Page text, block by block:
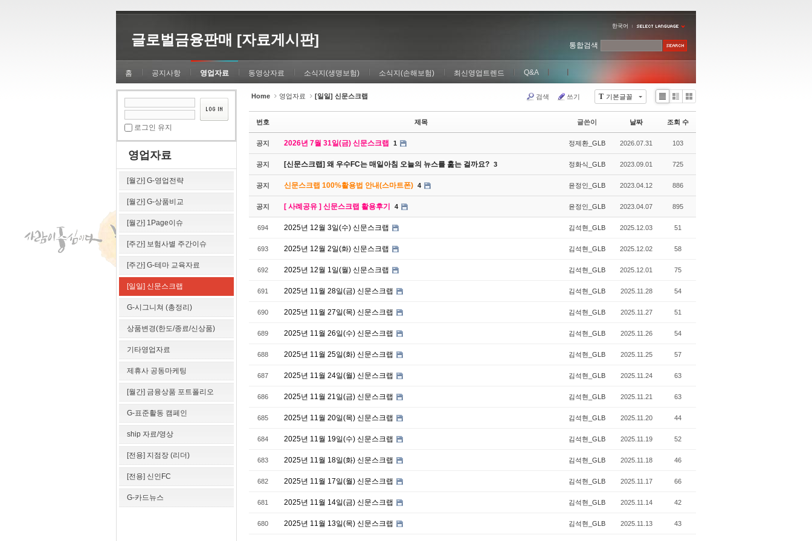
글로벌금융판매 [자료게시판]
한국어
홈 공지사항 영업자료 동영상자료 소식지(생명보험) 소식지(손해보험) 최신영업트렌드 Q&A
통합검색
로그인 유지
영업자료
[월간] G-영업전략
[월간] G-상품비교
[월간] 1Page이슈
[주간] 보험사별 주간이슈
[주간] G-테마 교육자료
[일일] 신문스크랩
G-시그니쳐 (총정리)
상품변경(한도/종료/신상품)
기타영업자료
제휴사 공동마케팅
[월간] 금융상품 포트폴리오
G-표준활동 캠페인
ship 자료/영상
[전용] 지점장 (리더)
[전용] 신인FC
G-카드뉴스
Home 영업자료 [일일] 신문스크랩 T 기본글꼴
검색 쓰기
Li
Zi
e
G
le
번호 제목 글쓴이 날짜 조회 수
공지 2026년 7월 31일(금) 신문스크랩 1 정제환_GLB 2026.07.31 103
공지 [신문스크랩] 왜 우수FC는 매일아침 오늘의 뉴스를 훑는 걸까요? 3 정화식_GLB 2023.09.01 725
공지 신문스크랩 100%활용법 안내(스마트폰) 4 윤정인_GLB 2023.04.12 886
공지 [ 사례공유 ] 신문스크랩 활용후기 4 윤정인_GLB 2023.04.07 895
694 2025년 12월 3일(수) 신문스크랩 김석현_GLB 2025.12.03 51
693 2025년 12월 2일(화) 신문스크랩 김석현_GLB 2025.12.02 58
692 2025년 12월 1일(월) 신문스크랩 김석현_GLB 2025.12.01 75
691 2025년 11월 28일(금) 신문스크랩 김석현_GLB 2025.11.28 54
690 2025년 11월 27일(목) 신문스크랩 김석현_GLB 2025.11.27 51
689 2025년 11월 26일(수) 신문스크랩 김석현_GLB 2025.11.26 54
688 2025년 11월 25일(화) 신문스크랩 김석현_GLB 2025.11.25 57
687 2025년 11월 24일(월) 신문스크랩 김석현_GLB 2025.11.24 63
686 2025년 11월 21일(금) 신문스크랩 김석현_GLB 2025.11.21 63
685 2025년 11월 20일(목) 신문스크랩 김석현_GLB 2025.11.20 44
684 2025년 11월 19일(수) 신문스크랩 김석현_GLB 2025.11.19 52
683 2025년 11월 18일(화) 신문스크랩 김석현_GLB 2025.11.18 46
682 2025년 11월 17일(월) 신문스크랩 김석현_GLB 2025.11.17 66
681 2025년 11월 14일(금) 신문스크랩 김석현_GLB 2025.11.14 42
680 2025년 11월 13일(목) 신문스크랩 김석현_GLB 2025.11.13 43
Sketchbook5, 스케치북5
Sketchbook5, 스케치북5
Sketchbook5, 스케치북5
Sketchbook5, 스케치북5